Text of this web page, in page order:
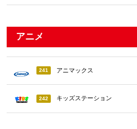
アニメ
241 アニマックス
242 キッズステーション